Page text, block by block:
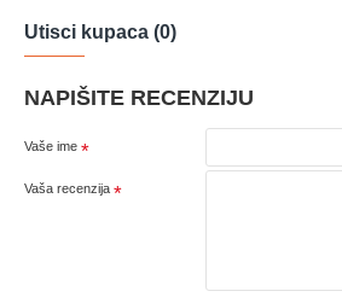
Utisci kupaca (0)
NAPIŠITE RECENZIJU
Vaše ime
Vaša recenzija